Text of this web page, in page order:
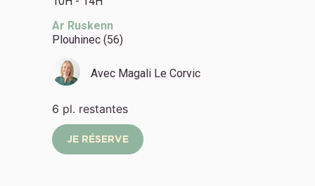
Ar Ruskenn
Plouhinec (56)
Avec Magali Le Corvic
6 pl. restantes
JE RÉSERVE